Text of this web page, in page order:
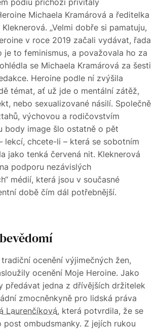
Michaela Kramárová a ředitelka
„Velmi dobře si pamatuju,
v roce 2019 začali vydávat, řada
je to feminismus, a považovala ho za
se Michaela Kramárová za šesti
Heroine podle ní zvýšila
témat, ať už jde o mentální zátěž,
nebo sexualizované násilí. Společně
výchovou a rodičovstvím
body image šlo ostatně o pět
lekcí, chcete-li – která se sobotním
jako tenká červená nit. Kleknerová
podporu nezávislých
médií, která jsou v současné
době čím dál potřebnější.
ocenění výjimečných žen,
ocenění Moje Heroine. Jako
předávat jedna z dřívějších držitelek
zmocněnkyně pro lidská práva
Laurenčíková, která potvrdila, že se
post ombudsmanky. Z jejích rukou